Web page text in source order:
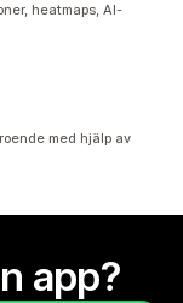
heatmaps, AI-
med hjälp av
app?